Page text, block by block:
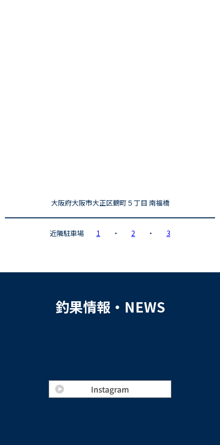
大阪府大阪市大正区鶴町５丁目 南福橋
近隣駐車場 1 ・ 2 ・ 3
釣果情報・NEWS